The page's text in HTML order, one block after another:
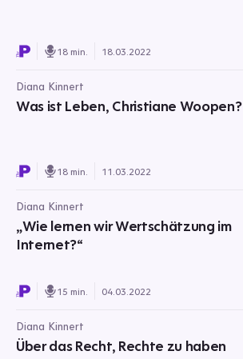
18 min. 18.03.2022
Diana Kinnert
Was ist Leben, Christiane Woopen?
18 min. 11.03.2022
Diana Kinnert
„Wie lernen wir Wertschätzung im
Internet?“
15 min. 04.03.2022
Diana Kinnert
Über das Recht, Rechte zu haben